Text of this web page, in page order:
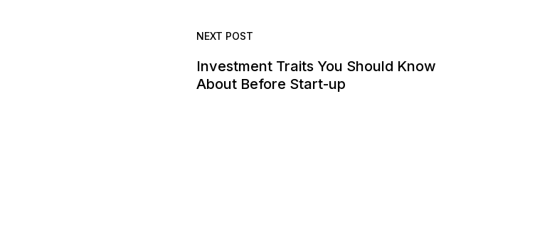
NEXT POST
Investment Traits You Should Know
About Before Start-up